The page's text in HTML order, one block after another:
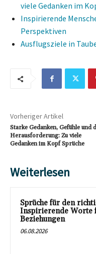
viele Gedanken im
Inspirierende
Perspektiven
Ausflugsziele in
Vorheriger Artikel
Starke Gedanken, Gefühle und
Herausforderung: Zu viele
Gedanken im Kopf Sprüche
Weiterlesen
Sprüche für den
Inspirierende Worte
Beziehungen
06.08.2026